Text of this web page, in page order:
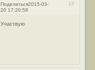
Поделиться 12
2015-03-
20 17:20:58
Участвую